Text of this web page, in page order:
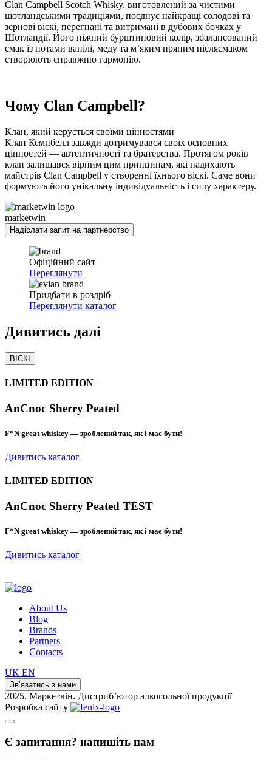
Clan Campbell Scotch Whisky, виготовлений за чистими
шотландськими традиціями, поєднує найкращі солодові та
зернові віскі, перегнані та витримані в дубових бочках у
Шотландії. Його ніжний бурштиновий колір, збалансований
смак із нотами ванілі, меду та м’яким пряним післясмаком
створюють справжню гармонію.
Чому Clan Campbell?
Клан, який керується своїми цінностями
Клан Кемпбелл завжди дотримувався своїх основних
цінностей — автентичності та братерства. Протягом років
клан залишався вірним цим принципам, які надихають
майстрів Clan Campbell у створенні їхнього віскі. Саме вони
формують його унікальну індивідуальність і силу характеру.
marketwin
Надіслати запит на партнерство
Офіційний сайт
Переглянути
Придбати в роздріб
Переглянути каталог
Дивитись далі
ВІСКІ
LIMITED EDITION
AnCnoc Sherry Peated
F*N great whiskey — зроблений так, як і має бути!
Дивитись каталог
LIMITED EDITION
AnCnoc Sherry Peated TEST
F*N great whiskey — зроблений так, як і має бути!
Дивитись каталог
About Us
Blog
Brands
Partners
Contacts
UK EN
Зв’язатись з нами
2025. Маркетвін. Дистриб’ютор алкогольної продукції
Розробка сайту
Є запитання? напишіть нам